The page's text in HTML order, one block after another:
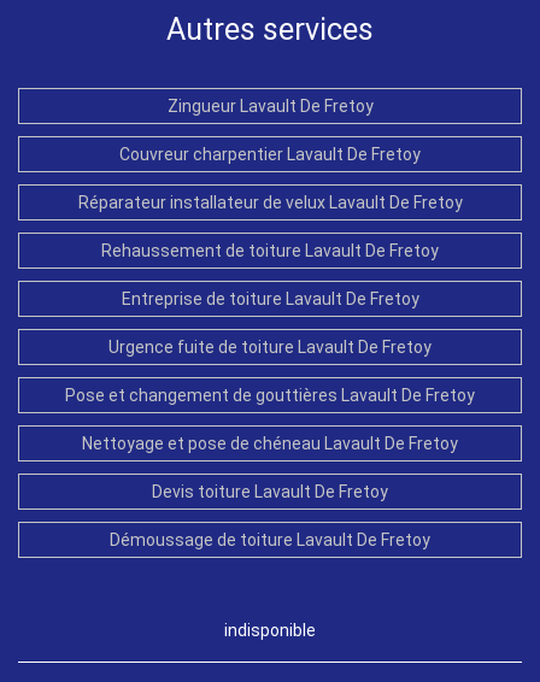
Autres services
Zingueur Lavault De Fretoy
Couvreur charpentier Lavault De Fretoy
Réparateur installateur de velux Lavault De Fretoy
Rehaussement de toiture Lavault De Fretoy
Entreprise de toiture Lavault De Fretoy
Urgence fuite de toiture Lavault De Fretoy
Pose et changement de gouttières Lavault De Fretoy
Nettoyage et pose de chéneau Lavault De Fretoy
Devis toiture Lavault De Fretoy
Démoussage de toiture Lavault De Fretoy
indisponible